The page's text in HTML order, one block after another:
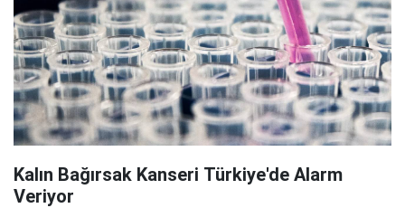
Kalın Bağırsak Kanseri Türkiye'de Alarm
Veriyor